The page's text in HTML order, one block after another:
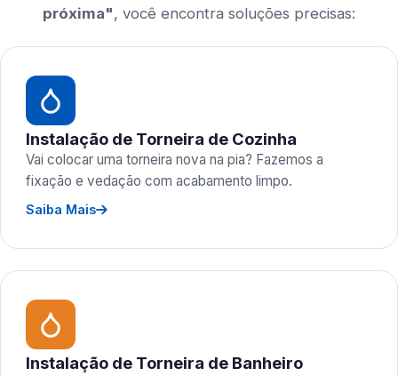
próxima", você encontra soluções precisas:
Instalação de Torneira de Cozinha
Vai colocar uma torneira nova na pia? Fazemos a
fixação e vedação com acabamento limpo.
Saiba Mais
Instalação de Torneira de Banheiro